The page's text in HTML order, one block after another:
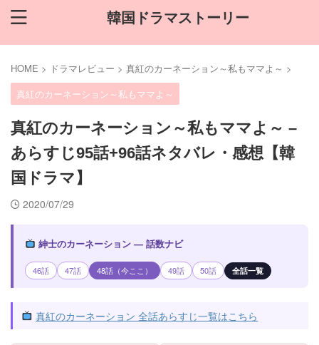
韓国ドラマストーリー
HOME > ドラマレビュー > 真紅のカーネーション～私もママよ～ >
真紅のカーネーション～私もママよ～
真紅のカーネーション～私もママよ～ –
あらすじ95話+96話ネタバレ・感想【韓
国ドラマ】
2020/07/29
紳士のカーネーション — 話数ナビ
46話 47話 48話（今ここ） 49話 50話 全話一覧
真紅のカーネーション 全話あらすじ一覧はこちら